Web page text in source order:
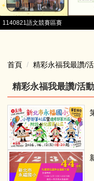
1140821語文競賽區賽
首頁 精彩永福我最讚/
精彩永福我最讚/活